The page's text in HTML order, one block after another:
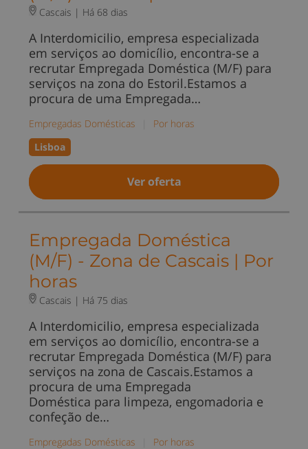
Cascais | Há 68 dias
A Interdomicilio, empresa especializada
em serviços ao domicílio, encontra-se a
recrutar Empregada Doméstica (M/F) para
serviços na zona do Estoril.Estamos a
procura de uma Empregada…
Empregadas Domésticas
Por horas
Lisboa
Ver oferta
Empregada Doméstica
(M/F) - Zona de Cascais | Por
horas
Cascais | Há 75 dias
A Interdomicilio, empresa especializada
em serviços ao domicílio, encontra-se a
recrutar Empregada Doméstica (M/F) para
serviços na zona de Cascais.Estamos a
procura de uma Empregada
Doméstica para limpeza, engomadoria e
confeção de…
Empregadas Domésticas
Por horas